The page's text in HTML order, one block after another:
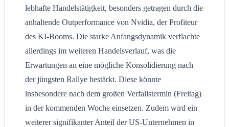
lebhafte Handelstätigkeit, besonders getragen durch die
anhaltende Outperformance von Nvidia, der Profiteur
des KI-Booms. Die starke Anfangsdynamik verflachte
allerdings im weiteren Handelsverlauf, was die
Erwartungen an eine mögliche Konsolidierung nach
der jüngsten Rallye bestärkt. Diese könnte
insbesondere nach dem großen Verfallstermin (Freitag)
in der kommenden Woche einsetzen. Zudem wird ein
weiterer signifikanter Anteil der US-Unternehmen in